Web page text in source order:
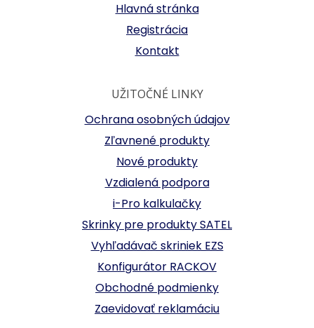
Hlavná stránka
Registrácia
Kontakt
UŽITOČNÉ LINKY
Ochrana osobných údajov
Zľavnené produkty
Nové produkty
Vzdialená podpora
i-Pro kalkulačky
Skrinky pre produkty SATEL
Vyhľadávač skriniek EZS
Konfigurátor RACKOV
Obchodné podmienky
Zaevidovať reklamáciu